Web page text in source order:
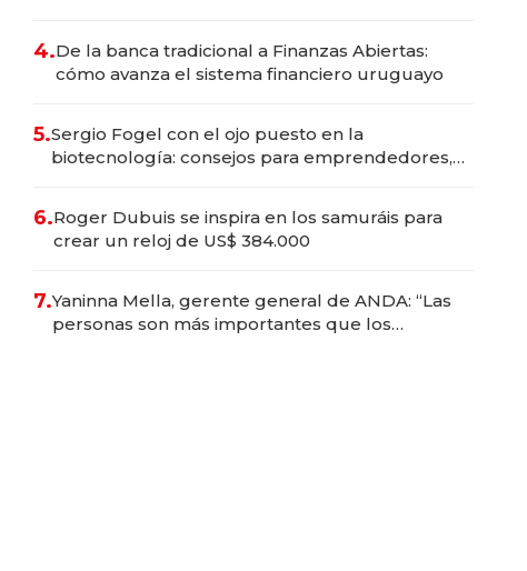
4.De la banca tradicional a Finanzas Abiertas:
cómo avanza el sistema financiero uruguayo
5.Sergio Fogel con el ojo puesto en la
biotecnología: consejos para emprendedores,
6.Roger Dubuis se inspira en los samuráis para
crear un reloj de US$ 384.000
7.Yaninna Mella, gerente general de ANDA: “Las
personas son más importantes que los